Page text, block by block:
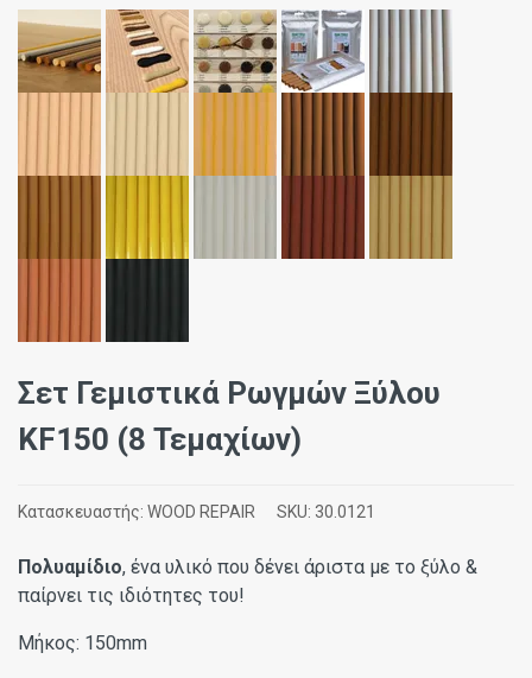
Σετ Γεμιστικά Ρωγμών Ξύλου
KF150 (8 Τεμαχίων)
Κατασκευαστής: WOOD REPAIR SKU: 30.0121
Πολυαμίδιο, ένα υλικό που δένει άριστα με το ξύλο &
παίρνει τις ιδιότητες του!
Μήκος: 150mm